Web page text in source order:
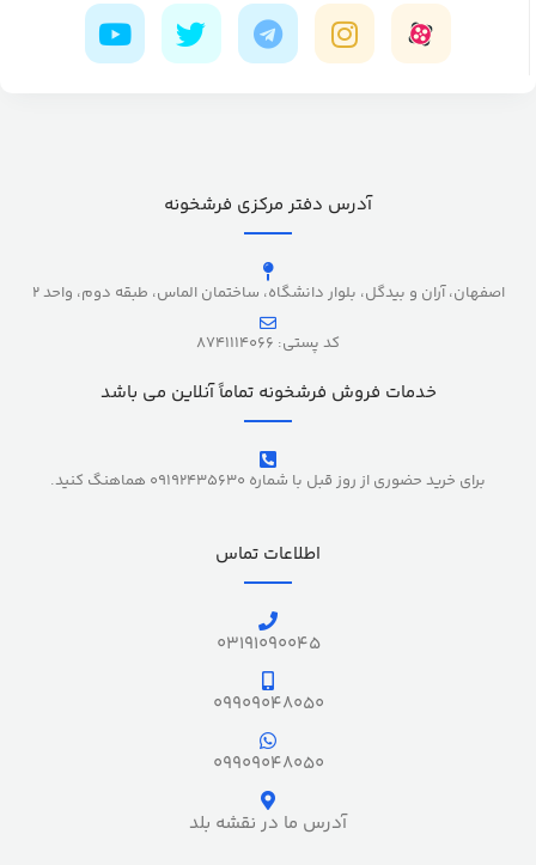
آدرس دفتر مرکزی فرشخونه
اصفهان، آران و بیدگل، بلوار دانشگاه، ساختمان الماس، طبقه دوم، واحد 2
کد پستی: 8741114066
خدمات فروش فرشخونه تماماً آنلاین می باشد
برای خرید حضوری از روز قبل با شماره 09192435630 هماهنگ کنید.
اطلاعات تماس
03191090045
09909048050
09909048050
آدرس ما در نقشه بلد